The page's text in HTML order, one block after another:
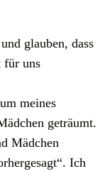
glauben, dass
für uns
meines
geträumt.
Mädchen
Ich